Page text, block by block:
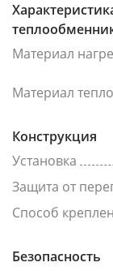
Материал
Материал
Конструкция
Установка
Защита от
Способ
Безопасность